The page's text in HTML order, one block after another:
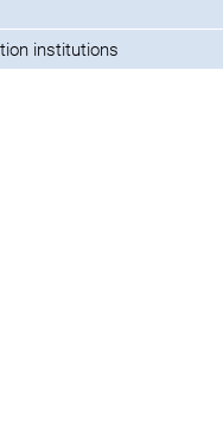
institutions